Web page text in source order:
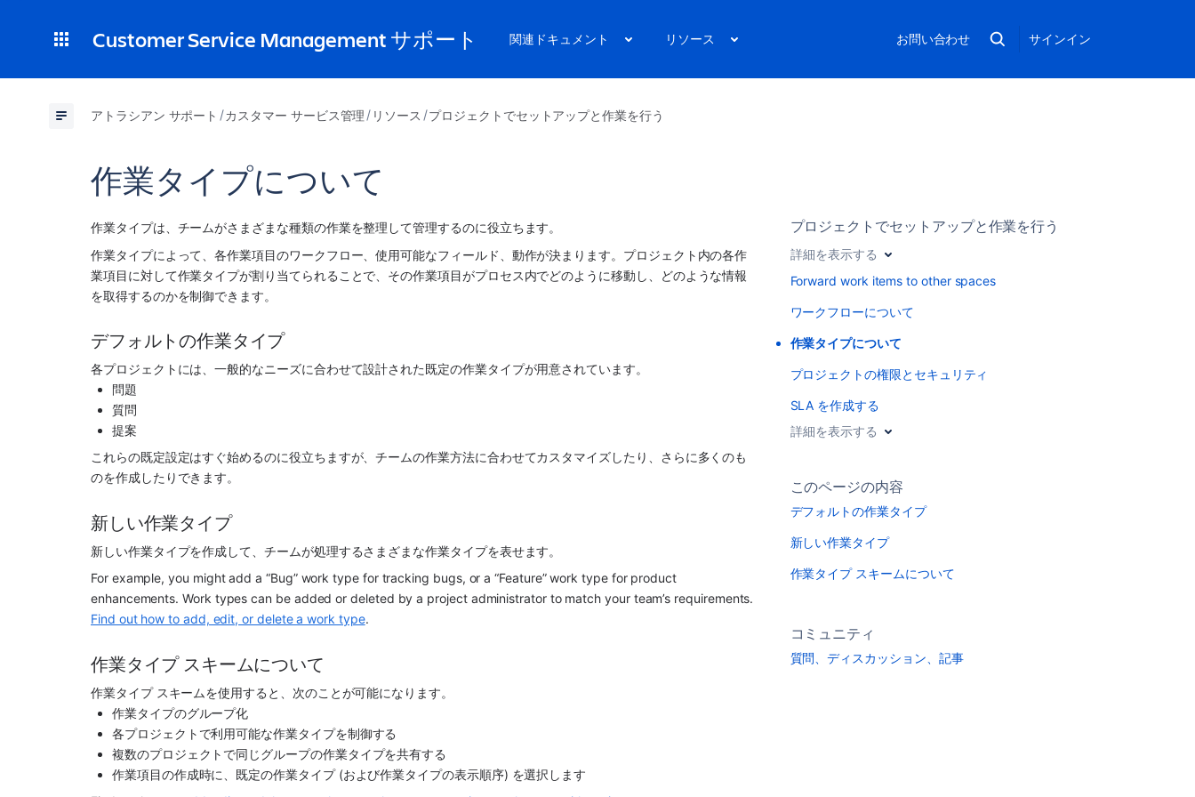
Customer Service Management サポート 関連ドキュメント リソース お問い合わせ サインイン
アトラシアン サポート カスタマー サービス管理 リソース プロジェクトでセットアップと作業を行う
作業タイプについて
作業タイプは、チームがさまざまな種類の作業を整理して管理するのに役立ちます。
作業タイプによって、各作業項目のワークフロー、使用可能なフィールド、動作が決まります。プロジェクト内の各作
業項目に対して作業タイプが割り当てられることで、その作業項目がプロセス内でどのように移動し、どのような情報
を取得するのかを制御できます。
デフォルトの作業タイプ
各プロジェクトには、一般的なニーズに合わせて設計された既定の作業タイプが用意されています。
問題
質問
提案
これらの既定設定はすぐ始めるのに役立ちますが、チームの作業方法に合わせてカスタマイズしたり、さらに多くのも
のを作成したりできます。
新しい作業タイプ
新しい作業タイプを作成して、チームが処理するさまざまな作業タイプを表せます。
For example, you might add a “Bug” work type for tracking bugs, or a “Feature” work type for product
Find out how to add, edit, or delete a work type.
作業タイプ スキームについて
作業タイプ スキームを使用すると、次のことが可能になります。
作業タイプのグループ化
各プロジェクトで利用可能な作業タイプを制御する
複数のプロジェクトで同じグループの作業タイプを共有する
作業項目の作成時に、既定の作業タイプ (および作業タイプの表示順序) を選択します
プロジェクトでセットアップと作業を行う
詳細を表示する
Forward work items to other spaces
ワークフローについて
作業タイプについて
プロジェクトの権限とセキュリティ
SLA を作成する
詳細を表示する
このページの内容
デフォルトの作業タイプ
新しい作業タイプ
作業タイプ スキームについて
コミュニティ
質問、ディスカッション、記事